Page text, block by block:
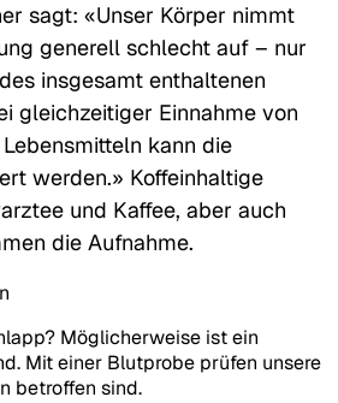
sagt: «Unser Körper nimmt
generell schlecht auf – nur
insgesamt enthaltenen
gleichzeitiger Einnahme von
kann die
werden.» Koffeinhaltige
und Kaffee, aber auch
die Aufnahme.
Möglicherweise ist ein
Mit einer Blutprobe prüfen unsere
betroffen sind.